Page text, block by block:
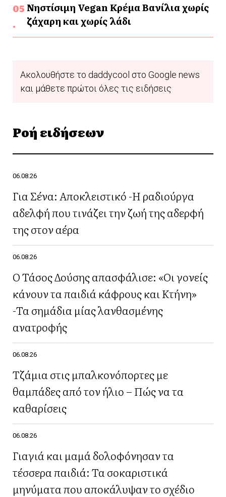
Νηστίσιμη Vegan Κρέμα Βανίλια χωρίς
ζάχαρη και χωρίς λάδι
Ακολουθήστε το daddycool στο Google news
και μάθετε πρώτοι όλες τις ειδήσεις
Ροή ειδήσεων
06.08.26
Για Σένα: Αποκλειστικό -Η ραδιούργα
αδελφή που τινάζει την ζωή της αδερφή
της στον αέρα
06.08.26
Ο Τάσος Δούσης απασφάλισε: «Οι γονείς
κάνουν τα παιδιά κάφρους και Κτήνη»
-Τα σημάδια μίας λανθασμένης
ανατροφής
06.08.26
Τζάμια στις μπαλκονόπορτες με
θαμπάδες από τον ήλιο – Πώς να τα
καθαρίσεις
06.08.26
Γιαγιά και μαμά δολοφόνησαν τα
τέσσερα παιδιά: Τα σοκαριστικά
μηνύματα που αποκάλυψαν το σχέδιο